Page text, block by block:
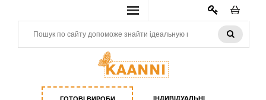
КАБИНЕТ
ІНДИВІДУАЛЬНІ